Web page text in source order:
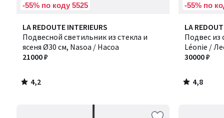
-55% по коду 5525
LA REDOUTE INTERIEURS
Подвесной светильник из стекла и
ясеня Ø30 см, Nasoa / Насоа
21000 ₽
4,2
/ 5
4,2
/
-55% по
LA
Подвес из
Léonie /
30000 ₽
4,8
/ 5
4,8
/